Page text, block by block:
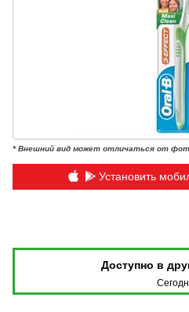
* Внешний вид может отличаться от
Установить
Доступно в